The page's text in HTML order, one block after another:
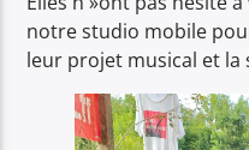
notre studio mobile
leur projet musical et la